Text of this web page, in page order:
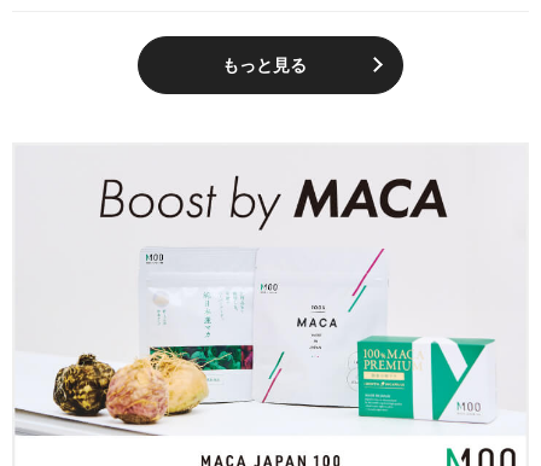
もっと見る